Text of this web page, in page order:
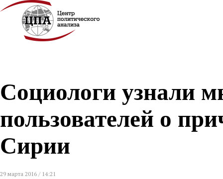
Социологи узнали
пользователей о
Сирии
29 марта 2016 / 14:21